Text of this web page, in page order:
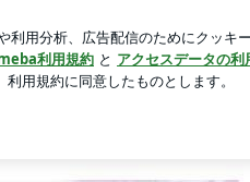
年期による不快な症状で